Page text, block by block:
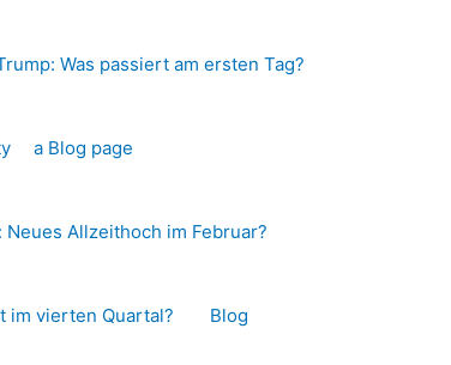
Was passiert am ersten Tag?
a Blog page
Allzeithoch im Februar?
im vierten Quartal? Blog